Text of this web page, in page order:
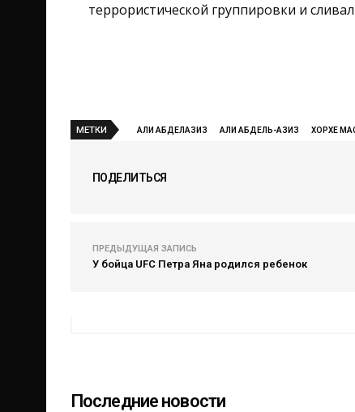
террористической группировки и
МЕТКИ АЛИ АБДЕЛАЗИЗ АЛИ АБДЕЛЬ-АЗИЗ ХОРХЕ
ПОДЕЛИТЬСЯ
ПРЕДЫДУЩАЯ ЗАПИСЬ
У бойца UFC Петра Яна родился ребенок
Последние новости